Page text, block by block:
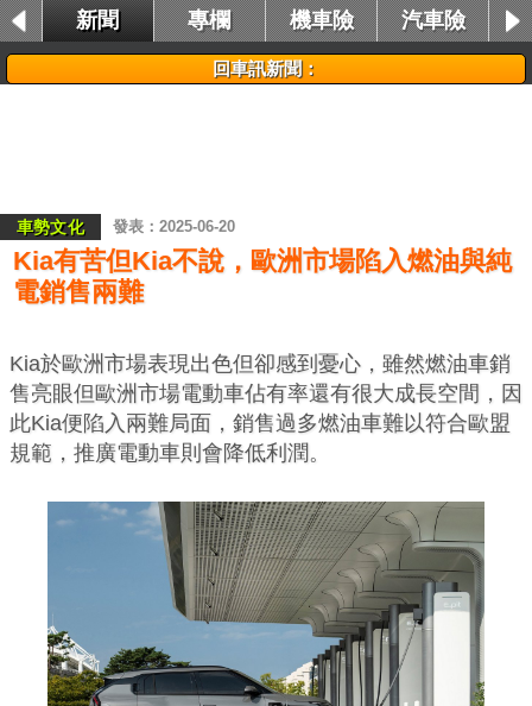
新聞 專欄 機車險
汽車險
租車險
回車訊新聞：
車勢文化 2025-06-20
Kia有苦但Kia不說，歐洲市場陷入燃油與純
電銷售兩難
Kia於歐洲市場表現出色但卻感到憂心，雖然燃油車銷
售亮眼但歐洲市場電動車佔有率還有很大成長空間，因
此Kia便陷入兩難局面，銷售過多燃油車難以符合歐盟
規範，推廣電動車則會降低利潤。